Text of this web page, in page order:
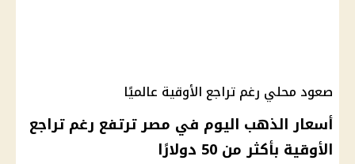
صعود محلي رغم تراجع الأوقية عالميًا
أسعار الذهب اليوم في مصر ترتفع رغم تراجع
الأوقية بأكثر من 50 دولارًا